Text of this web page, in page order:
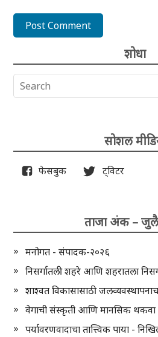
शोधा
सोशल
फेसबुक ट्विटर
ताजा अंक –
मनोगत - संपादक-२०२६
निसर्गातली शहरे आणि शहरातला
शाश्वत विकासासाठी
वेगाची संस्कृती आणि मानसिक थकवा -
पर्यावरणवादाचा तात्त्विक पाया -